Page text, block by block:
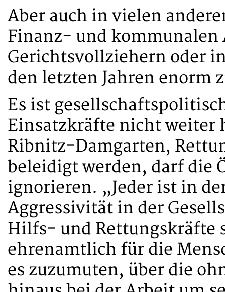
Aber auch in vielen
Finanz- und kommunalen
Gerichtsvollziehern oder
den letzten Jahren enorm
Es ist
Einsatzkräfte nicht weiter
Ribnitz-Damgarten,
beleidigt werden, darf die
ignorieren. „Jeder ist in
Aggressivität in der
Hilfs- und Rettungskräfte
ehrenamtlich für die
es zuzumuten, über die